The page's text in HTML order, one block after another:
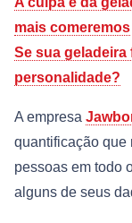
mais comeremos
Se sua geladeira
personalidade?
A empresa
quantificação que
pessoas em todo
alguns de seus